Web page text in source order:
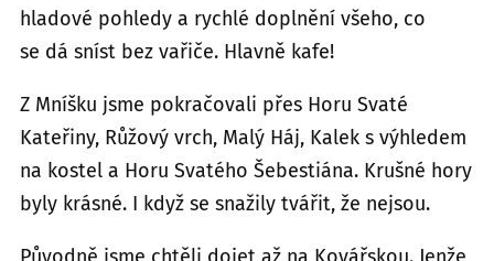
hladové pohledy a rychlé doplnění všeho, co
se dá sníst bez vařiče. Hlavně kafe!
Z Mníšku jsme pokračovali přes Horu Svaté
Kateřiny, Růžový vrch, Malý Háj, Kalek s výhledem
na kostel a Horu Svatého Šebestiána. Krušné hory
byly krásné. I když se snažily tvářit, že nejsou.